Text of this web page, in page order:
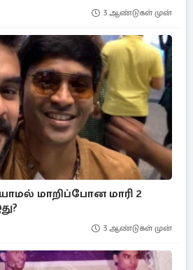
3 ஆண்டுகள் முன்
மாறிப்போன மாரி 2
3 ஆண்டுகள் முன்